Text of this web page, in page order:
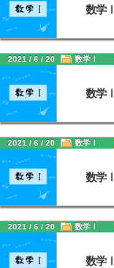
数学
2021 / 6 / 20 数学Ⅰ
数学
2021 / 6 / 20 数学Ⅰ
数学
2021 / 6 / 20 数学Ⅰ
数学